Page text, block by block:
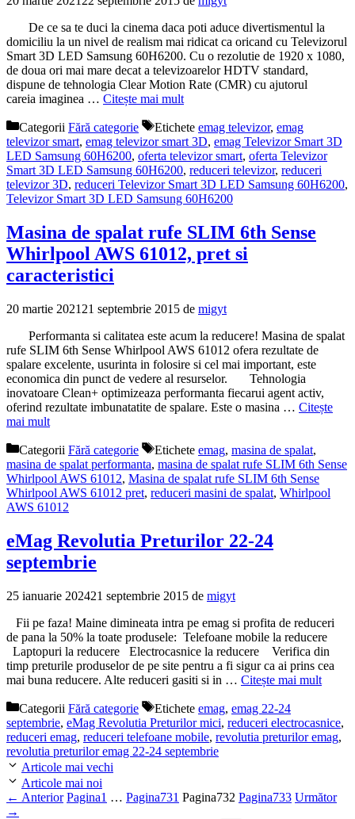
De ce sa te duci la cinema daca poti aduce divertismentul la
domiciliu la un nivel de realism mai ridicat ca oricand cu Televizorul
Smart 3D LED Samsung 60H6200. Cu o rezolutie de 1920 x 1080,
de doua ori mai mare decat a televizoarelor HDTV standard,
dispune de tehnologia Clear Motion Rate (CMR) cu ajutorul
careia imaginea … Citește mai mult
Categorii Fără categorie Etichete emag televizor, emag
televizor smart, emag televizor smart 3D, emag Televizor Smart 3D
LED Samsung 60H6200, oferta televizor smart, oferta Televizor
Smart 3D LED Samsung 60H6200, reduceri televizor, reduceri
televizor 3D, reduceri Televizor Smart 3D LED Samsung 60H6200,
Televizor Smart 3D LED Samsung 60H6200
Masina de spalat rufe SLIM 6th Sense
Whirlpool AWS 61012, pret si
caracteristici
20 martie 2021 21 septembrie 2015 de migyt
Performanta si calitatea este acum la reducere! Masina de spalat
rufe SLIM 6th Sense Whirlpool AWS 61012 ofera rezultate de
spalare excelente, usurinta in folosire si cel mai important, este
economica din punct de vedere al resurselor. Tehnologia
inovatoare Clean+ optimizeaza performanta fiecarui agent activ,
oferind rezultate imbunatatite de spalare. Este o masina … Citește
mai mult
Categorii Fără categorie Etichete emag, masina de spalat,
masina de spalat performanta, masina de spalat rufe SLIM 6th Sense
Whirlpool AWS 61012, Masina de spalat rufe SLIM 6th Sense
Whirlpool AWS 61012 pret, reduceri masini de spalat, Whirlpool
AWS 61012
eMag Revolutia Preturilor 22-24
septembrie
25 ianuarie 202421 septembrie 2015 de migyt
Fii pe faza! Maine dimineata intra pe emag si profita de reduceri
de pana la 50% la toate produsele: Telefoane mobile la reducere
Laptopuri la reducere Electrocasnice la reducere Verifica din
timp preturile produselor de pe site pentru a fi sigur ca ai prins cea
mai buna reducere. Alte reduceri gasiti si in … Citește mai mult
Categorii Fără categorie Etichete emag, emag 22-24
septembrie, eMag Revolutia Preturilor mici, reduceri electrocasnice,
reduceri emag, reduceri telefoane mobile, revolutia preturilor emag,
revolutia preturilor emag 22-24 septembrie
Articole mai vechi
Articole mai noi
← Anterior Pagina1 … Pagina731 Pagina732 Pagina733 Următor
→